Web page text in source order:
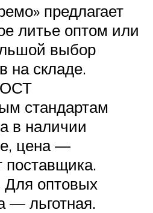
предлагает
литье оптом или
выбор
на складе.
стандартам
в наличии
цена —
поставщика.
Для оптовых
— льготная.